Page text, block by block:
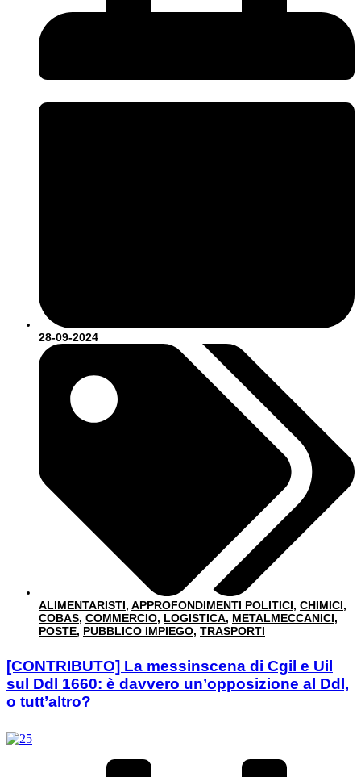
28-09-2024
ALIMENTARISTI, APPROFONDIMENTI POLITICI, CHIMICI,
COBAS, COMMERCIO, LOGISTICA, METALMECCANICI,
POSTE, PUBBLICO IMPIEGO, TRASPORTI
[CONTRIBUTO] La messinscena di Cgil e Uil
sul Ddl 1660: è davvero un’opposizione al Ddl,
o tutt’altro?